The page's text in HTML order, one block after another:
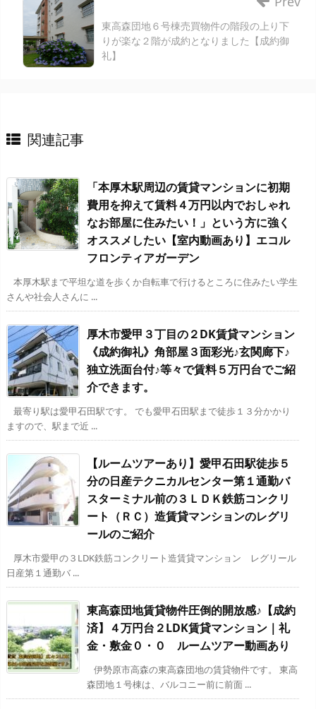
東高森団地６号棟売買物件の階段の上り下
りが楽な２階が成約となりました【成約御
礼】
関連記事
「本厚木駅周辺の賃貸マンションに初期
費用を抑えて賃料４万円以内でおしゃれ
なお部屋に住みたい！」という方に強く
オススメしたい【室内動画あり】エコル
フロンティアガーデン
本厚木駅まで平坦な道を歩くか自転車で行けるところに住みたい学生
さんや社会人さんに ...
厚木市愛甲３丁目の２DK賃貸マンション
《成約御礼》角部屋３面彩光♪玄関廊下♪
独立洗面台付♪等々で賃料５万円台でご紹
介できます。
最寄り駅は愛甲石田駅です。 でも愛甲石田駅まで徒歩１３分かかり
ますので、駅まで近 ...
【ルームツアーあり】愛甲石田駅徒歩５
分の日産テクニカルセンター第１通勤バ
スターミナル前の３ＬＤＫ鉄筋コンクリ
ート（ＲＣ）造賃貸マンションのレグリ
ールのご紹介
厚木市愛甲の３LDK鉄筋コンクリート造賃貸マンション レグリール
日産第１通勤バ ...
東高森団地賃貸物件圧倒的開放感♪【成約
済】４万円台２LDK賃貸マンション｜礼
金・敷金０・０ ルームツアー動画あり
伊勢原市高森の東高森団地の賃貸物件です。 東高
森団地１号棟は、バルコニー前に前面 ...